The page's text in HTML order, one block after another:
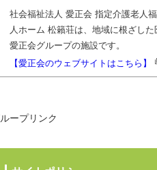
社会福祉法人 愛正会 指定介護老人
人ホーム 松籟荘は、地域に根ざし
愛正会グループの施設です。
【愛正会のウェブサイトはこちら】
ープリンク